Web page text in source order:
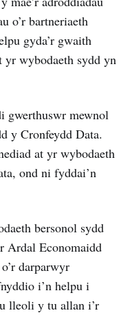
o’r bartneriaeth
gyda’r gwaith
yr wybodaeth sydd yn
gwerthuswr mewnol
y Cronfeydd Data.
at yr wybodaeth
ond ni fyddai’n
bersonol sydd
Ardal Economaidd
darparwyr
i’n helpu i
lleoli y tu allan i’r